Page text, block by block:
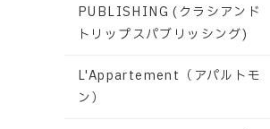
PUBLISHING (クラシアンド
トリップスパブリッシング)
L'Appartement（アパルトモ
ン）